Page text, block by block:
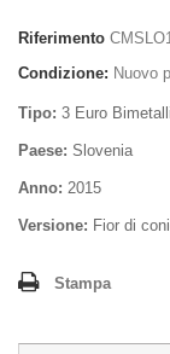
Riferimento
Condizione: Nuovo
Tipo: 3 Euro
Paese: Slovenia
Anno: 2015
Versione: Fior di
Stampa